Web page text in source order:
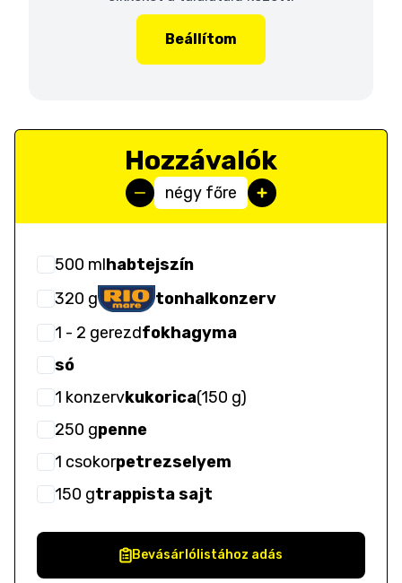
Beállítom
Hozzávalók
négy főre
500 mlhabtejszín
320 g
tonhalkonzerv
1 - 2 gerezdfokhagyma
só
1 konzervkukorica(150 g)
250 gpenne
1 csokorpetrezselyem
150 gtrappista sajt
Bevásárlólistához adás